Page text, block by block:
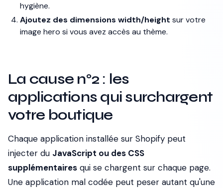
hygiène.
Ajoutez des dimensions width/height sur votre
image hero si vous avez accès au thème.
La cause n°2 : les
applications qui surchargent
votre boutique
Chaque application installée sur Shopify peut
injecter du JavaScript ou des CSS
supplémentaires qui se chargent sur chaque page.
Une application mal codée peut peser autant qu'une